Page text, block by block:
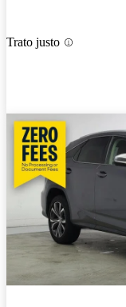
Trato justo